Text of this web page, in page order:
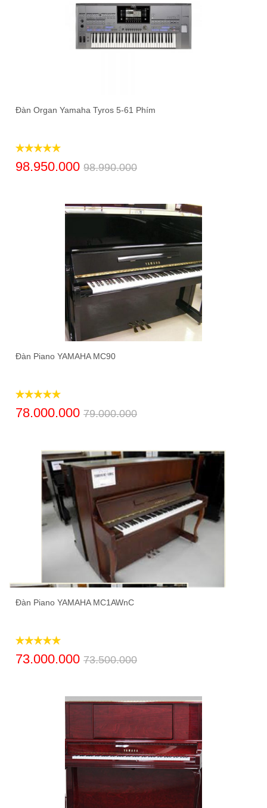
Đàn Organ Yamaha Tyros 5-61 Phím
98.950.000 98.990.000
Đàn Piano YAMAHA MC90
78.000.000 79.000.000
Đàn Piano YAMAHA MC1AWnC
73.000.000 73.500.000